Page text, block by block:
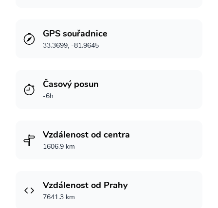
GPS souřadnice
33.3699, -81.9645
Časový posun
-6h
Vzdálenost od centra
1606.9 km
Vzdálenost od Prahy
7641.3 km